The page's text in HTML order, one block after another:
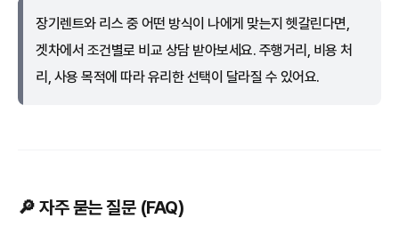
장기렌트와 리스 중 어떤 방식이 나에게 맞는지 헷갈린다면,
겟차에서 조건별로 비교 상담 받아보세요. 주행거리, 비용 처
리, 사용 목적에 따라 유리한 선택이 달라질 수 있어요.
🔎 자주 묻는 질문 (FAQ)